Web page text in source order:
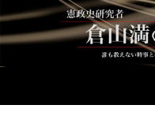
テ
ン
へ